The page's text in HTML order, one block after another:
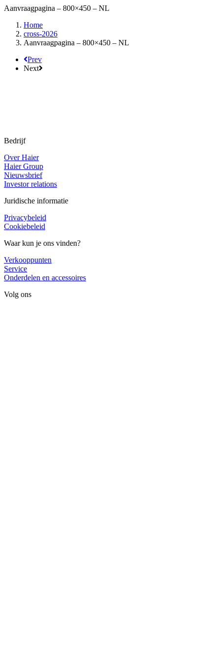
Aanvraagpagina – 800×450 – NL
Home
cross-2026
Aanvraagpagina – 800×450 – NL
Prev
Next
Bedrijf
Over Haier
Haier Group
Nieuwsbrief
Investor relations
Juridische informatie
Privacybeleid
Cookiebeleid
Waar kun je ons vinden?
Verkooppunten
Service
Onderdelen en accessoires
Volg ons